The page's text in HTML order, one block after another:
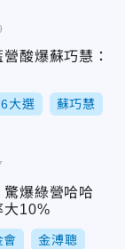
酸爆蘇巧慧：
大選 蘇巧慧
爆綠營哈哈
大10%
會 金溥聰